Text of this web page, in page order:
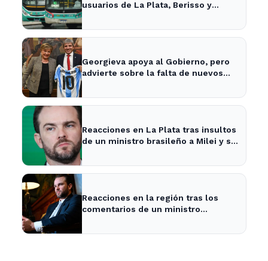
usuarios de La Plata, Berisso y
altas en el transporte público
Georgieva apoya al Gobierno, pero
advierte sobre la falta de nuevos
Reacciones en La Plata tras insultos
de un ministro brasileño a Milei y su
Reacciones en la región tras los
comentarios de un ministro
argentina